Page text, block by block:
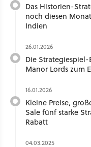
Das Historien-
noch diesen
Indien
26.01.2026
Die
Manor Lords zum
16.01.2026
Kleine Preise,
Sale fünf starke
Rabatt
04.03.2025